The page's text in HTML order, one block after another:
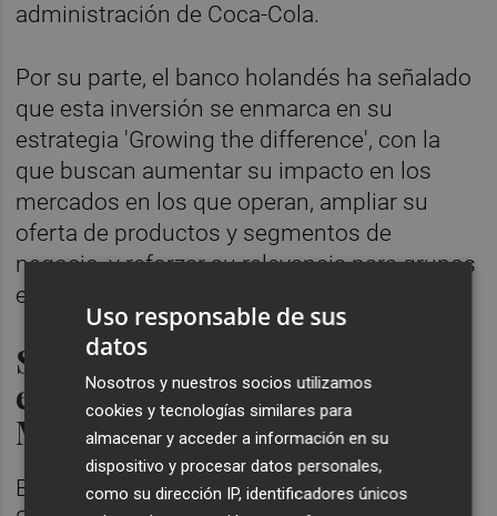
administración de Coca-Cola.
Por su parte, el banco holandés ha señalado
que esta inversión se enmarca en su
estrategia 'Growing the difference', con la
que buscan aumentar su impacto en los
mercados en los que operan, ampliar su
oferta de productos y segmentos de
negocio, y reforzar su relevancia para grupos
específicos de clientes.
Singular Bank seguirá
estando dirigida por Javier
Marín
En este sentido, ING ha destacado que
Uso responsable de sus
datos
Nosotros y nuestros socios utilizamos
cookies y tecnologías similares para
almacenar y acceder a información en su
dispositivo y procesar datos personales,
como su dirección IP, identificadores únicos